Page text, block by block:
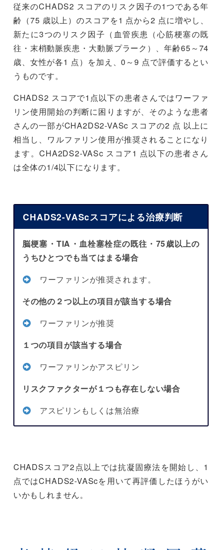
従来のCHADS2 スコアのリスク因子の1つである年
齢（75 歳以上）のスコアを1 点から2 点に増やし、
新たに3つのリスク因子（血管疾患（心筋梗塞の既
往・末梢動脈疾患・大動脈プラーク）、年齢65～74
歳、女性が各1 点）を加え、0～9 点で評価するとい
うものです。
CHADS2 スコアで1点以下の患者さんではワーファ
リン使用開始の判断に困りますが、そのような患者
さんの一部がCHA2DS2-VASc スコアの2 点 以上に
相当し、ワルファリン使用が推奨されることになり
ます。CHA2DS2-VASc スコア1 点以下の患者さん
は全体の1/4以下になります。
CHADS2-VAScスコアによる治療判断
脳梗塞・TIA・血栓塞栓症の既往・75歳以上の
うちひとつでも当てはまる場合
ワーファリンが推奨されます。
その他の２つ以上の項目が該当する場合
ワーファリンが推奨
１つの項目が該当する場合
ワーファリンかアスピリン
リスクファクターが１つも存在しない場合
アスピリンもしくは無治療
CHADSスコア2点以上では抗凝固療法を開始し、1
点ではCHADS2-VAScを用いて再評価したほうがい
いかもしれません。